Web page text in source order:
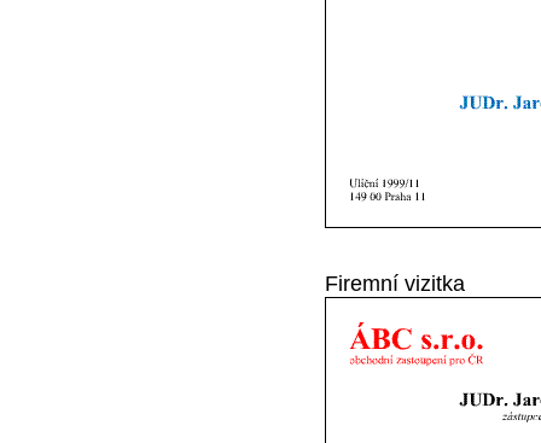
Firemní vizitka